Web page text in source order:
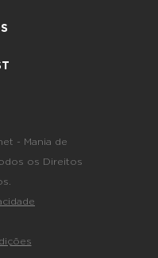
- Mania de
os Direitos